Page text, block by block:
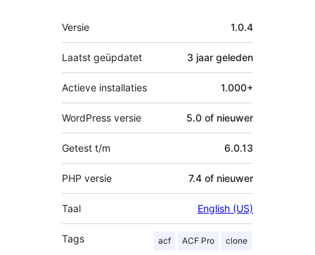
Meta
Versie 1.0.4
Laatst geüpdatet 3 jaar geleden
Actieve installaties 1.000+
WordPress versie 5.0 of nieuwer
Getest t/m 6.0.13
PHP versie 7.4 of nieuwer
Taal English (US)
Tags acf ACF Pro clone